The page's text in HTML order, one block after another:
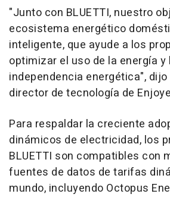
"Junto con BLUETTI, nuestro
ecosistema energético
inteligente, que ayude a los
optimizar el uso de la energía
independencia energética", dijo
director de tecnología de
Para respaldar la creciente
dinámicos de electricidad, los
BLUETTI son compatibles con
fuentes de datos de tarifas
mundo, incluyendo Octopus